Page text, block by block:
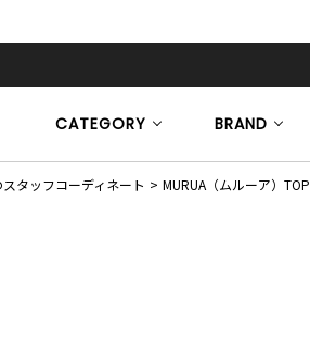
CATEGORY BRAND
スタッフコーディネート MURUA（ムルーア）TOP